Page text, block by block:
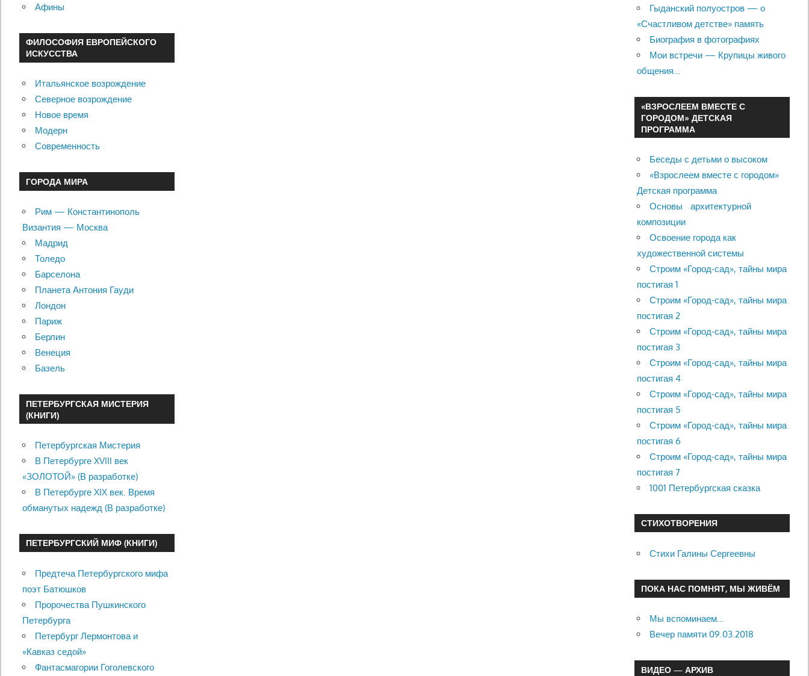
Афины
ФИЛОСОФИЯ ЕВРОПЕЙСКОГО
ИСКУССТВА
Итальянское возрождение
Северное возрождение
Новое время
Модерн
Современность
ГОРОДА МИРА
Рим — Константинополь
Византия — Москва
Мадрид
Толедо
Барселона
Планета Антония Гауди
Лондон
Париж
Берлин
Венеция
Базель
ПЕТЕРБУРГСКАЯ МИСТЕРИЯ
(КНИГИ)
Петербургская Мистерия
В Петербурге XVIII век
«ЗОЛОТОЙ» (В разработке)
В Петербурге XIX век. Время
обманутых надежд (В разработке)
ПЕТЕРБУРГСКИЙ МИФ (КНИГИ)
Предтеча Петербургского мифа
поэт Батюшков
Пророчества Пушкинского
Петербурга
Петербург Лермонтова и
«Кавказ седой»
Фантасмагории Гоголевского
Гыданский полуостров — о
«Счастливом детстве» память
Биография в фотографиях
Мои встречи — Крупицы живого
общения…
«ВЗРОСЛЕЕМ ВМЕСТЕ С
ГОРОДОМ» ДЕТСКАЯ
ПРОГРАММА
Беседы с детьми о высоком
«Взрослеем вместе с городом»
Детская программа
Основы архитектурной
композиции
Освоение города как
художественной системы
Строим «Город-сад», тайны мира
постигая 1
Строим «Город-сад», тайны мира
постигая 2
Строим «Город-сад», тайны мира
постигая 3
Строим «Город-сад», тайны мира
постигая 4
Строим «Город-сад», тайны мира
постигая 5
Строим «Город-сад», тайны мира
постигая 6
Строим «Город-сад», тайны мира
постигая 7
1001 Петербургская сказка
СТИХОТВОРЕНИЯ
Стихи Галины Сергеевны
ПОКА НАС ПОМНЯТ, МЫ ЖИВЁМ
Мы вспоминаем…
Вечер памяти 09.03.2018
ВИДЕО — АРХИВ